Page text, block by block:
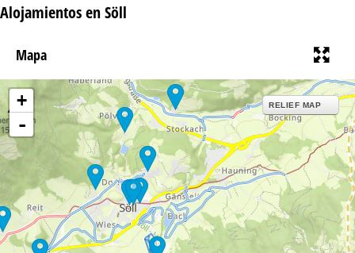
Alojamientos en Söll
Mapa
+
-
RELIEF MAP